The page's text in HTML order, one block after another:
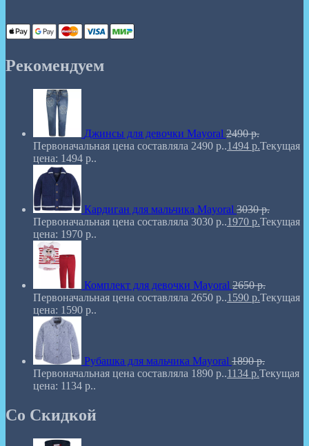
Рекомендуем
Джинсы для девочки Mayoral 2490р.
Первоначальная цена составляла 2490 р..1494 р.Текущая
цена: 1494 р..
Кардиган для мальчика Mayoral 3030р.
Первоначальная цена составляла 3030 р..1970 р.Текущая
цена: 1970 р..
Комплект для девочки Mayoral 2650р.
Первоначальная цена составляла 2650 р..1590 р.Текущая
цена: 1590 р..
Рубашка для мальчика Mayoral 1890р.
Первоначальная цена составляла 1890 р..1134 р.Текущая
цена: 1134 р..
Со Скидкой